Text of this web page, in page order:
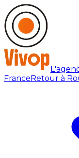
FranceRetour à